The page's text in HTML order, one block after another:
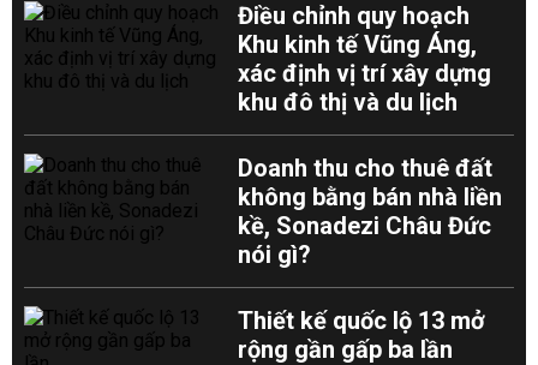
Điều chỉnh quy hoạch
Khu kinh tế Vũng Áng,
xác định vị trí xây dựng
khu đô thị và du lịch
Doanh thu cho thuê đất
không bằng bán nhà liền
kề, Sonadezi Châu Đức
nói gì?
Thiết kế quốc lộ 13 mở
rộng gần gấp ba lần